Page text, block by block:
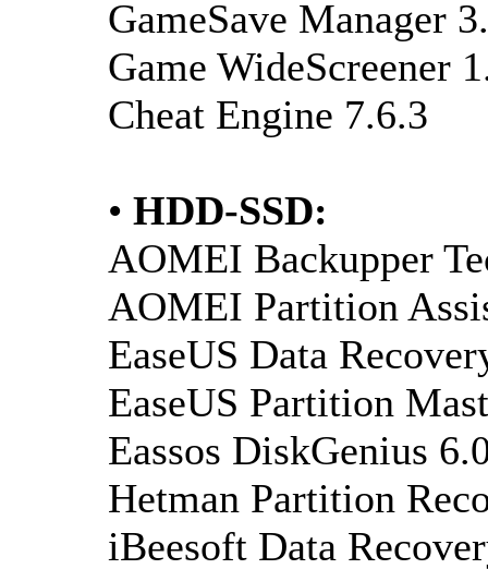
GameSave Manager
Game WideScreener
Cheat Engine 7.6.3
• HDD-SSD:
AOMEI Backupper
AOMEI Partition
EaseUS Data
EaseUS Partition
Eassos DiskGenius
Hetman Partition
iBeesoft Data